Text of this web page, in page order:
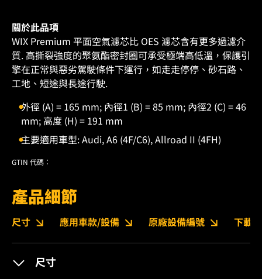
關於此品項
WIX Premium 平面空氣濾芯比 OES 濾芯含有更多過濾介
質. 高撕裂強度的聚氨酯密封圈可承受極端高低溫，保護引
擎在正常與惡劣駕駛條件下運行，如走走停停、砂石路、
工地、短途與長途行駛.
外徑 (A) = 165 mm; 內徑1 (B) = 85 mm; 內徑2 (C) = 46
mm; 高度 (H) = 191 mm
主要適用車型: Audi, A6 (4F/C6), Allroad II (4FH)
GTIN 代碼：
產品細節
尺寸 應用車款/設備 原廠設備編號 下載
尺寸